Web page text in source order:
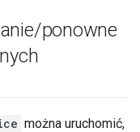
/ponowne
można uruchomić,